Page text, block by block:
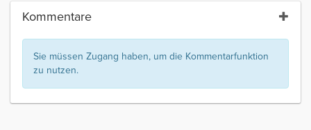
Kommentare
Sie müssen Zugang haben, um die Kommentarfunktion
zu nutzen.